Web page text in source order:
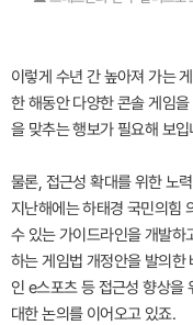
이렇게 수년 간 높아져 가는
한 해동안 다양한 콘솔 게임
을 맞추는 행보가 필요해 보입
물론, 접근성 확대를 위한 노
지난해에는 하태경 국민의힘
수 있는 가이드라인을 개발하
하는 게임법 개정안을 발의
인 e스포츠 등 접근성 향상을
대한 논의를 이어오고 있죠.